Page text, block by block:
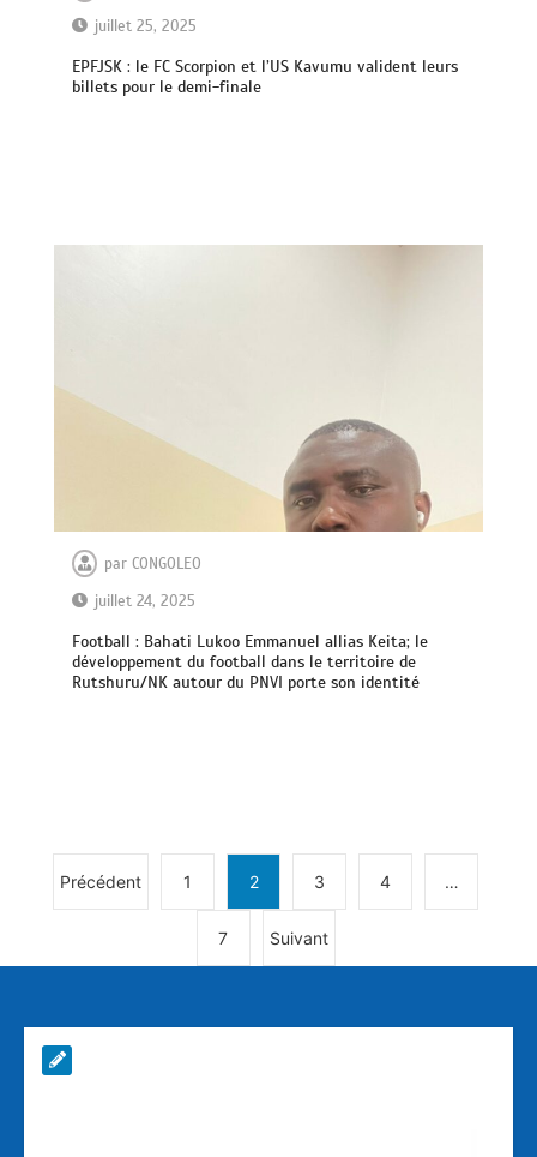
juillet 25, 2025
EPFJSK : le FC Scorpion et l’US Kavumu valident leurs
billets pour le demi-finale
parCONGOLEO
juillet 24, 2025
Football : Bahati Lukoo Emmanuel allias Keita; le
développement du football dans le territoire de
Rutshuru/NK autour du PNVI porte son identité
Précédent 1 2 3 4 …
7 Suivant